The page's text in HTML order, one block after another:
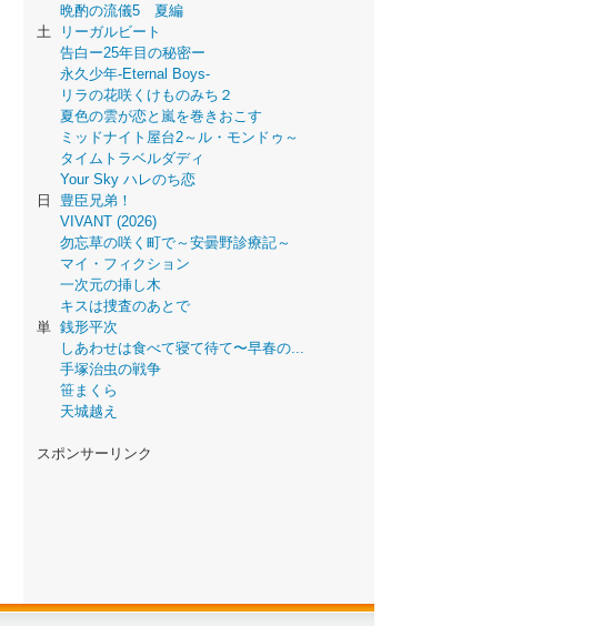
晩酌の流儀5 夏編
土
リーガルビート
告白ー25年目の秘密ー
永久少年-Eternal Boys-
リラの花咲くけものみち２
夏色の雲が恋と嵐を巻きおこす
ミッドナイト屋台2～ル・モンドゥ～
タイムトラベルダディ
Your Sky ハレのち恋
日
豊臣兄弟！
VIVANT (2026)
勿忘草の咲く町で～安曇野診療記～
マイ・フィクション
一次元の挿し木
キスは捜査のあとで
単 銭形平次
しあわせは食べて寝て待て〜早春の...
手塚治虫の戦争
笹まくら
天城越え
スポンサーリンク